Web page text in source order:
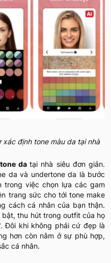
định tone màu da tại nhà
datại nhà siêu đơn giản.
da và undertone da là bước
trong việc chọn lựa các gam
trang sức cho tới tone make
cách cá nhân của bạn thận.
thu hút trong outfit của họ
Đôi khi không phải cứ đẹp là
hơn còn nằm ở sự phù hợp,
cá nhân.